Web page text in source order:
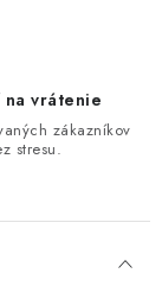
vrátenie
zákazníkov
stresu.